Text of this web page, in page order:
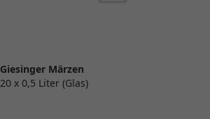
Giesinger Märzen
20 x 0,5 Liter (Glas)